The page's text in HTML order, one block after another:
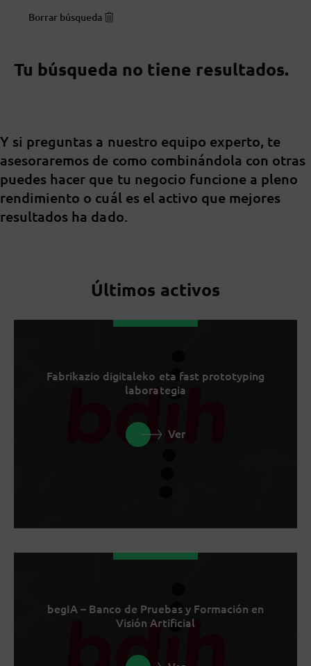
Borrar búsqueda
Tu búsqueda no tiene resultados.
Y si preguntas a nuestro equipo experto, te
asesoraremos de como combinándola con otras
puedes hacer que tu negocio funcione a pleno
rendimiento o cuál es el activo que mejores
resultados ha dado.
Últimos activos
Fabrikazio digitaleko eta fast prototyping
laborategia
Ver
begIA – Banco de Pruebas y Formación en
Visión Artificial